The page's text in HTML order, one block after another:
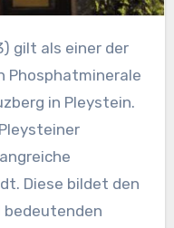
Phosphatminerale
in Pleystein.
Diese bildet den
bedeutenden